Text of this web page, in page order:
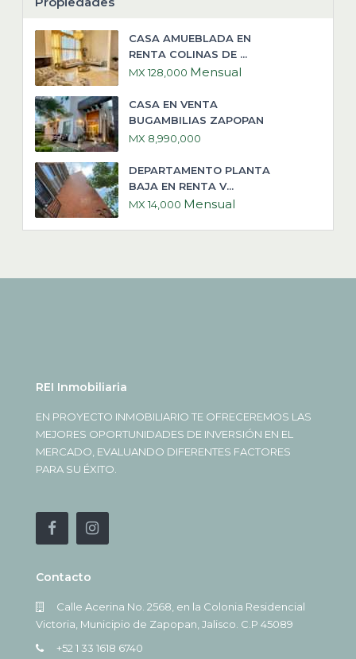
CASA AMUEBLADA EN
RENTA COLINAS DE ...
MX 128,000 Mensual
CASA EN VENTA
BUGAMBILIAS ZAPOPAN
MX 8,990,000
DEPARTAMENTO PLANTA
BAJA EN RENTA V...
MX 14,000 Mensual
REI Inmobiliaria
EN PROYECTO INMOBILIARIO TE OFRECEREMOS LAS
MEJORES OPORTUNIDADES DE INVERSIÓN EN EL
MERCADO, EVALUANDO DIFERENTES FACTORES
PARA SU ÉXITO.
Contacto
Calle Acerina No. 2568, en la Colonia Residencial
Victoria, Municipio de Zapopan, Jalisco. C.P 45089
+52 1 33 1618 6740